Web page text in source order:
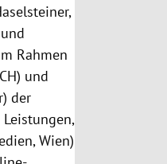
Rahmen
und
der
Wien)